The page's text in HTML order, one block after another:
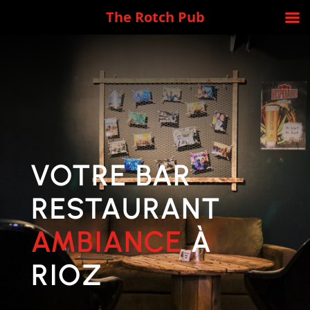
VOTRE BAR
RESTAURANT
AMBIANCEÀ
RIOZ
The Rotch Pub